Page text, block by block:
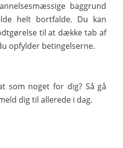
baggrund
helt bortfalde. Du kan
til at dække tab af
opfylder betingelserne.
som noget for dig? Så gå
dig til allerede i dag.